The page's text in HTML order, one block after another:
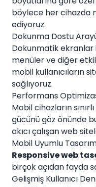
böylece her cihazda
ediyoruz.
Dokunma Dostu
Dokunmatik
menüler ve diğer
mobil kullanıcıların
sağlıyoruz.
Performans
Mobil cihazların
gücünü göz önünde
akıcı çalışan web
Mobil Uyumlu
Responsive web
birçok açıdan fayda
Gelişmiş Kullanıcı